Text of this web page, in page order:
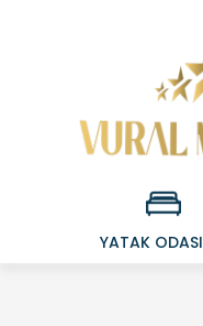
YATAK ODASI